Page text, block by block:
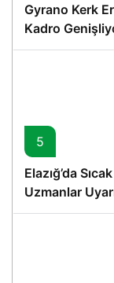
Gyrano Kerk
Kadro
5
Elazığ’da
Uzmanlar